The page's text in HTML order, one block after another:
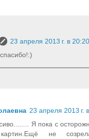
23 апреля 2013 г. в 20:20
23 апреля 2013 г.
Я пока с
не